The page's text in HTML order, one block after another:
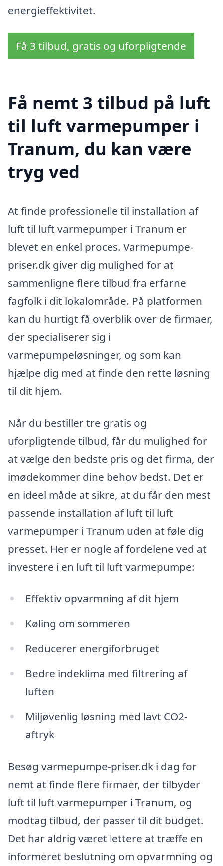
energieffektivitet.
Få 3 tilbud, gratis og uforpligtende
Få nemt 3 tilbud på luft
til luft varmepumper i
Tranum, du kan være
tryg ved
At finde professionelle til installation af
luft til luft varmepumper i Tranum er
blevet en enkel proces. Varmepumpe-
priser.dk giver dig mulighed for at
sammenligne flere tilbud fra erfarne
fagfolk i dit lokalområde. På platformen
kan du hurtigt få overblik over de firmaer,
der specialiserer sig i
varmepumpeløsninger, og som kan
hjælpe dig med at finde den rette løsning
til dit hjem.
Når du bestiller tre gratis og
uforpligtende tilbud, får du mulighed for
at vælge den bedste pris og det firma, der
imødekommer dine behov bedst. Det er
en ideel måde at sikre, at du får den mest
passende installation af luft til luft
varmepumper i Tranum uden at føle dig
presset. Her er nogle af fordelene ved at
investere i en luft til luft varmepumpe:
Effektiv opvarmning af dit hjem
Køling om sommeren
Reducerer energiforbruget
Bedre indeklima med filtrering af
luften
Miljøvenlig løsning med lavt CO2-
aftryk
Besøg varmepumpe-priser.dk i dag for
nemt at finde flere firmaer, der tilbyder
luft til luft varmepumper i Tranum, og
modtag tilbud, der passer til dit budget.
Det har aldrig været lettere at træffe en
informeret beslutning om opvarmning og